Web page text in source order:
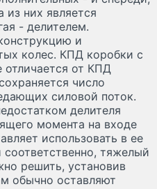
из них является
- делителем.
и
колес. КПД коробки с
отличается от КПД
число
силовой поток.
делителя
момента на входе
использовать в ее
тяжелый
решить, установив
обычно оставляют